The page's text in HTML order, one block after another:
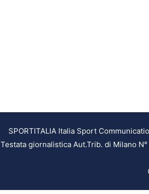
SPORTITALIA Italia Sport
Testata giornalistica Aut.Trib. di Milano